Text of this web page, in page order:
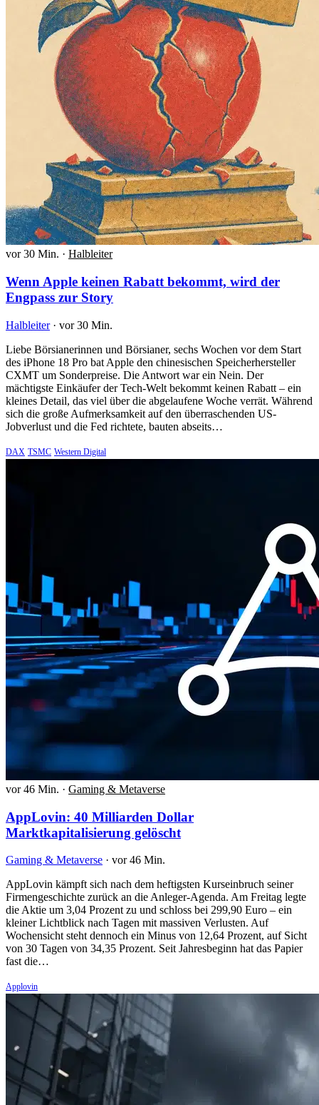
vor 30 Min. · Halbleiter
Wenn Apple keinen Rabatt bekommt, wird der
Engpass zur Story
Halbleiter · vor 30 Min.
Liebe Börsianerinnen und Börsianer, sechs Wochen vor dem Start
des iPhone 18 Pro bat Apple den chinesischen Speicherhersteller
CXMT um Sonderpreise. Die Antwort war ein Nein. Der
mächtigste Einkäufer der Tech-Welt bekommt keinen Rabatt – ein
kleines Detail, das viel über die abgelaufene Woche verrät. Während
sich die große Aufmerksamkeit auf den überraschenden US-
Jobverlust und die Fed richtete, bauten abseits…
DAX TSMC Western Digital
vor 46 Min. · Gaming & Metaverse
AppLovin: 40 Milliarden Dollar
Marktkapitalisierung gelöscht
Gaming & Metaverse · vor 46 Min.
AppLovin kämpft sich nach dem heftigsten Kurseinbruch seiner
Firmengeschichte zurück an die Anleger-Agenda. Am Freitag legte
die Aktie um 3,04 Prozent zu und schloss bei 299,90 Euro – ein
kleiner Lichtblick nach Tagen mit massiven Verlusten. Auf
Wochensicht steht dennoch ein Minus von 12,64 Prozent, auf Sicht
von 30 Tagen von 34,35 Prozent. Seit Jahresbeginn hat das Papier
fast die…
Applovin